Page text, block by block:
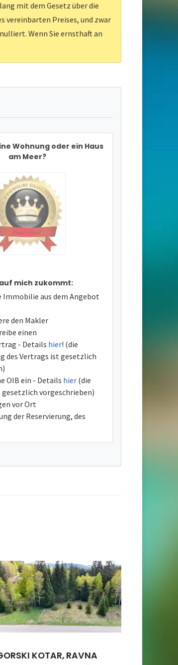
mit dem Gesetz über die
vereinbarten Preises, und zwar
Wenn Sie ernsthaft an
Wohnung oder ein Haus
am Meer?
mich zukommt:
Immobilie aus dem Angebot
den Makler
einen
- Details hier! (die
des Vertrags ist gesetzlich
OIB ein - Details hier (die
vorgeschrieben)
vor Ort
der Reservierung, des
KOTAR, RAVNA